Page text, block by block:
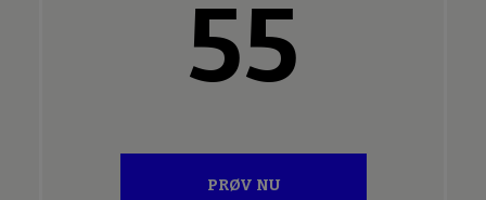
55
PRØV NU